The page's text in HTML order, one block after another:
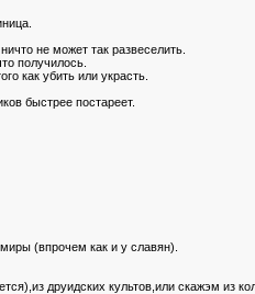
не может так развеселить.
получилось.
как убить или украсть.
быстрее постареет.
(впрочем как и у славян).
друидских культов,или скажэм из